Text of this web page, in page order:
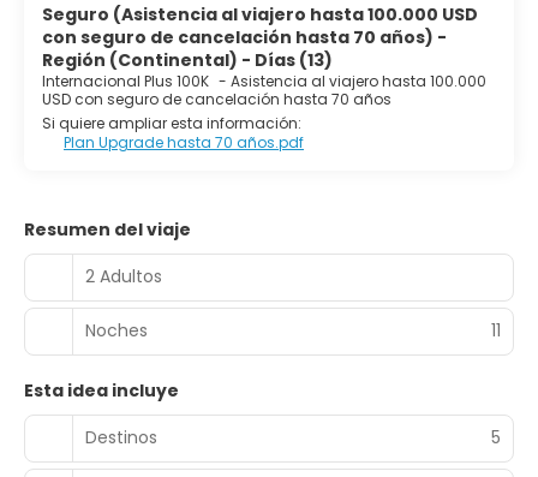
Seguro (Asistencia al viajero hasta 100.000 USD
con seguro de cancelación hasta 70 años) -
Región (Continental) - Días (13)
Internacional Plus 100K - Asistencia al viajero hasta 100.000
USD con seguro de cancelación hasta 70 años
Si quiere ampliar esta información:
Plan Upgrade hasta 70 años.pdf
Resumen del viaje
2 Adultos
Noches 11
Esta idea incluye
Destinos
5